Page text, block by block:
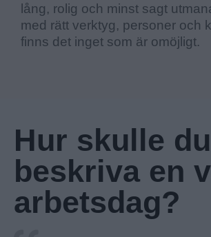
lång, rolig och minst sagt
med rätt verktyg, personer och
finns det inget som är omöjligt.
Hur skulle du
beskriva en
arbetsdag?